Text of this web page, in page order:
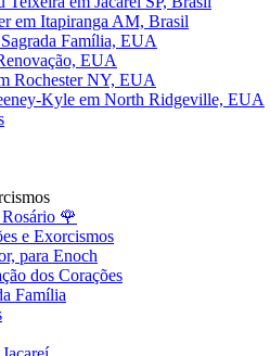
em Itapiranga AM, Brasil
Família, EUA
EUA
Rochester NY, EUA
Kyle em North Ridgeville, EUA
🌹
e Exorcismos
para Enoch
dos Corações
Família